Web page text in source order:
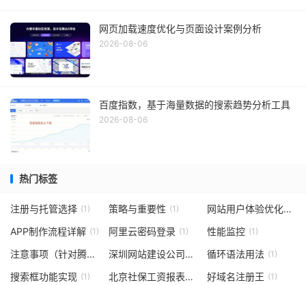
网页加载速度优化与页面设计案例分析
2026-08-06
百度指数，基于海量数据的搜索趋势分析工具
2026-08-06
热门标签
注册与托管选择 (1) 策略与重要性 (1) 网站用户体验优化
(1)
APP制作流程详解 (1) 阿里云密码登录 (1) 性能监控 (1)
注意事项（针对腾讯企业邮箱注销） (1) 深圳网站建设公司
(1) 循环语法用法 (1)
搜索框功能实现 (1) 北京社保工资报表解析 (1)
好域名注册王 (1)